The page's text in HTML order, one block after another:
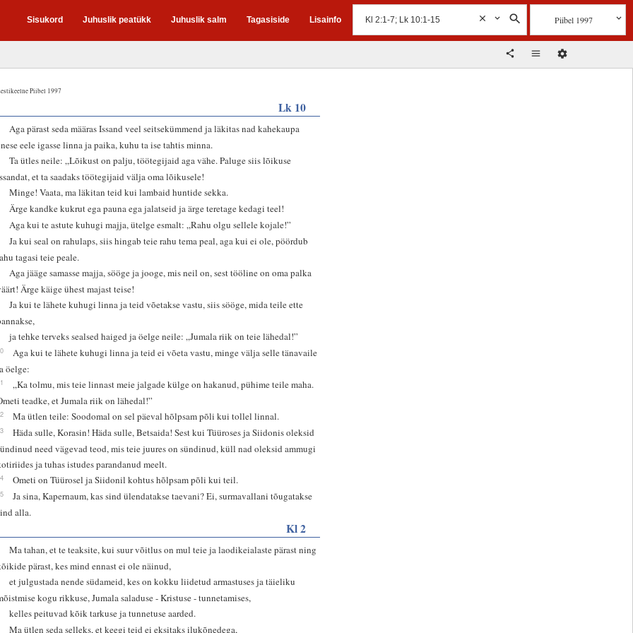
Sisukord Juhuslik peatükk Juhuslik salm Tagasiside Lisainfo Piibel 1997
Piibel 1997
Lk 10
Aga pärast seda määras Issand veel seitsekümmend ja läkitas nad kahekaupa
eele igasse linna ja paika, kuhu ta ise tahtis minna.
Ta ütles neile: „Lõikust on palju, töötegijaid aga vähe. Paluge siis lõikuse
et ta saadaks töötegijaid välja oma lõikusele!
Minge! Vaata, ma läkitan teid kui lambaid huntide sekka.
Ärge kandke kukrut ega pauna ega jalatseid ja ärge teretage kedagi teel!
Aga kui te astute kuhugi majja, ütelge esmalt: „Rahu olgu sellele kojale!”
Ja kui seal on rahulaps, siis hingab teie rahu tema peal, aga kui ei ole, pöördub
tagasi teie peale.
Aga jääge samasse majja, sööge ja jooge, mis neil on, sest tööline on oma palka
Ärge käige ühest majast teise!
Ja kui te lähete kuhugi linna ja teid võetakse vastu, siis sööge, mida teile ette
ja tehke terveks sealsed haiged ja öelge neile: „Jumala riik on teie lähedal!”
Aga kui te lähete kuhugi linna ja teid ei võeta vastu, minge välja selle tänavaile
öelge:
„Ka tolmu, mis teie linnast meie jalgade külge on hakanud, pühime teile maha.
teadke, et Jumala riik on lähedal!”
Ma ütlen teile: Soodomal on sel päeval hõlpsam põli kui tollel linnal.
Häda sulle, Korasin! Häda sulle, Betsaida! Sest kui Tüüroses ja Siidonis oleksid
need vägevad teod, mis teie juures on sündinud, küll nad oleksid ammugi
ja tuhas istudes parandanud meelt.
Ometi on Tüürosel ja Siidonil kohtus hõlpsam põli kui teil.
Ja sina, Kapernaum, kas sind ülendatakse taevani? Ei, surmavallani tõugatakse
alla.
Kl 2
Ma tahan, et te teaksite, kui suur võitlus on mul teie ja laodikeialaste pärast ning
pärast, kes mind ennast ei ole näinud,
et julgustada nende südameid, kes on kokku liidetud armastuses ja täieliku
kogu rikkuse, Jumala saladuse - Kristuse - tunnetamises,
kelles peituvad kõik tarkuse ja tunnetuse aarded.
Ma ütlen seda selleks, et keegi teid ei eksitaks ilukõnedega,